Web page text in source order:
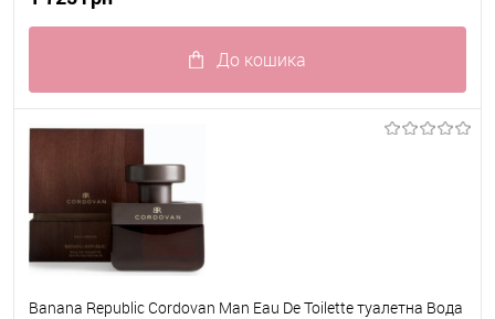
До кошика
Banana Republic Cordovan Man Eau De Toilette туалетна Вода